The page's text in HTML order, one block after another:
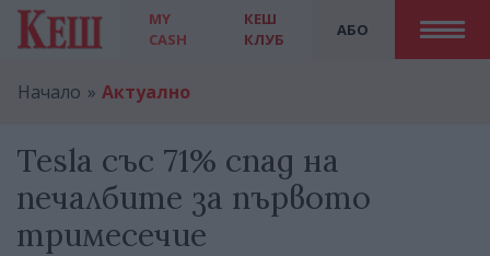
MY
CASH
АБО
КЕШ
КЛУБ
Начало Актуално
Tesla със 71% спад на
печалбите за първото
тримесечие